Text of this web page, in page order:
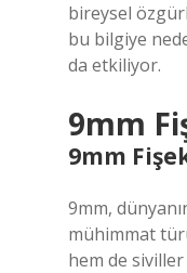
bireysel
bu bilgiye
da etkiliyor.
9mm
9mm
9mm,
mühimmat
hem de